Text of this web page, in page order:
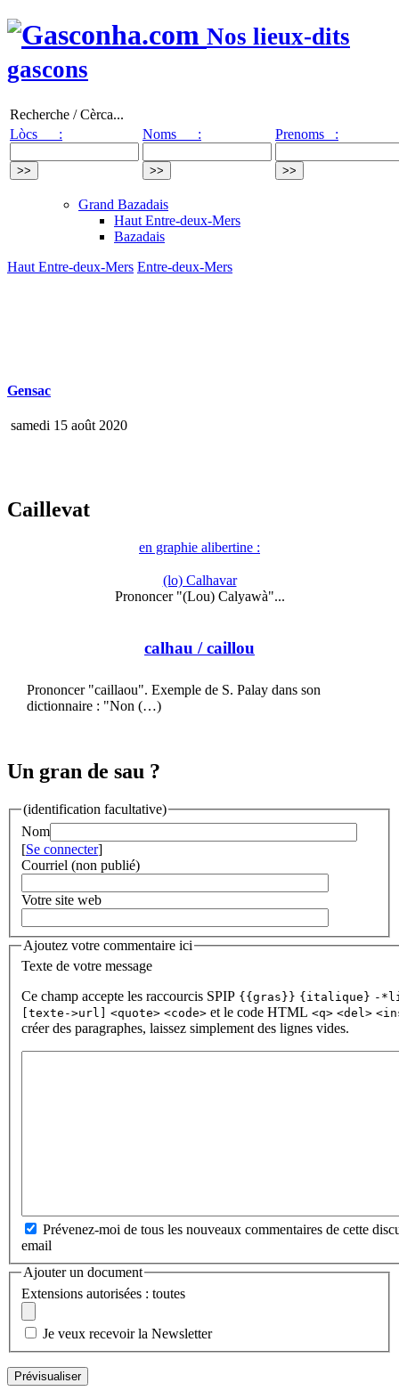
Nos lieux-dits
gascons
Recherche / Cèrca...
Lòcs :
Noms : Prenoms :
Grand Bazadais
Haut Entre-deux-Mers
Bazadais
Haut Entre-deux-Mers Entre-deux-Mers
Gensac
samedi 15 août 2020
Caillevat
en graphie alibertine :
(lo) Calhavar
Prononcer "(Lou) Calyawà"...
calhau / caillou
Prononcer "caillaou". Exemple de S. Palay dans son
dictionnaire : "Non (…)
Un gran de sau ?
(identification facultative)
Nom
[Se connecter]
Courriel (non publié)
Votre site web
Ajoutez votre commentaire ici
Texte de votre message
Ce champ accepte les raccourcis SPIP {{gras}} {italique} -
[texte->url]
<quote> <code> et le code HTML <q> <del>
créer des paragraphes, laissez simplement des lignes vides.
Prévenez-moi de tous les nouveaux commentaires de cette
email
Ajouter un document
Extensions autorisées : toutes
Je veux recevoir la Newsletter